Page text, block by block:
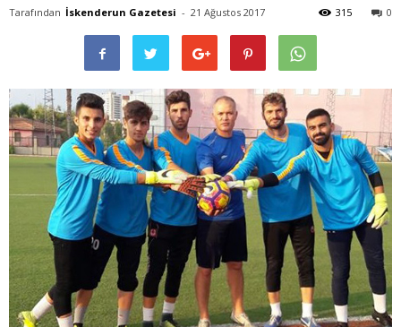
Tarafından İskenderun Gazetesi - 21 Ağustos 2017 0
315